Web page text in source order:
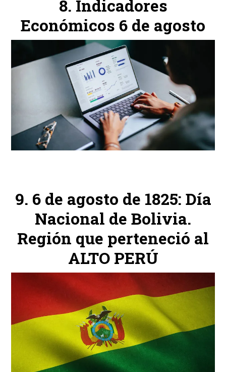
Indicadores
Económicos 6 de agosto
6 de agosto de 1825: Día
Nacional de Bolivia.
Región que perteneció al
ALTO PERÚ